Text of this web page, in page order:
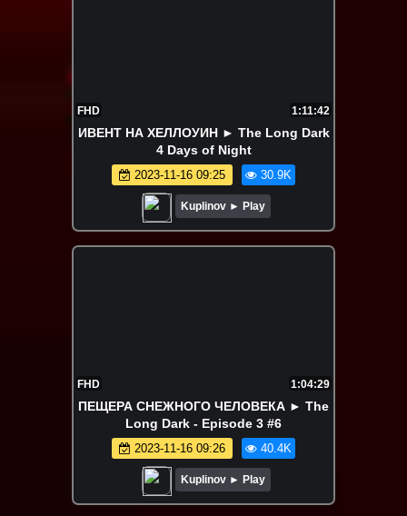
FHD 1:11:42
ИВЕНТ НА ХЕЛЛОУИН ► The Long Dark
4 Days of Night
2023-11-16 09:25 30.9K
Kuplinov ► Play
FHD 1:04:29
ПЕЩЕРА СНЕЖНОГО ЧЕЛОВЕКА ► The
Long Dark - Episode 3 #6
2023-11-16 09:26 40.4K
Kuplinov ► Play